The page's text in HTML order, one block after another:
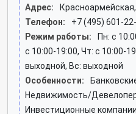
Адрес:
Телефон:
+7 (495) 601-
Режим работы:
Пн: c
c 10:00-19:00, Чт: c 10:00-
выходной, Вс: выходной
Особенности:
Недвижимость/
Инвестиционные